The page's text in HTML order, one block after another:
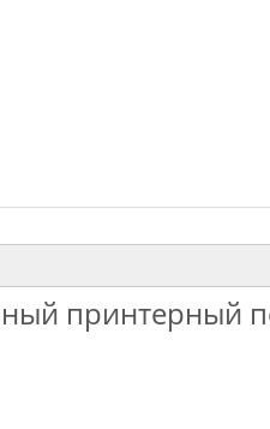
принтерный